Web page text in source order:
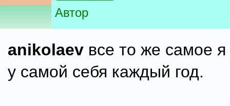
Автор
anikolaev все то же самое
у самой себя каждый год.